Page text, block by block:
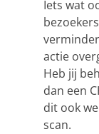
Iets wat
actie
Heb jij
dan een
dit ook
scan.